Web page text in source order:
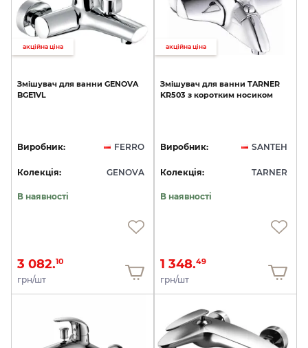
акційна ціна
Змішувач для ванни GENOVA
BGE1VL
Виробник: FERRO
Колекція: GENOVA
В наявності
3 082.10
грн/шт
акційна ціна
Змішувач для ванни TARNER
KR503 з коротким носиком
Виробник: SANTEH
Колекція: TARNER
В наявності
1 348.49
грн/шт